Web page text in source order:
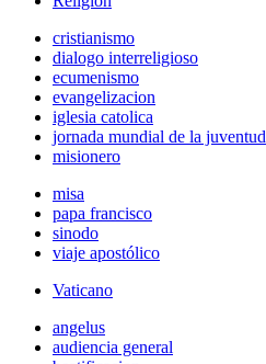
cristianismo
dialogo interreligioso
ecumenismo
evangelizacion
iglesia catolica
jornada mundial de la juventud
misionero
misa
papa francisco
sinodo
viaje apostólico
Vaticano
angelus
audiencia general